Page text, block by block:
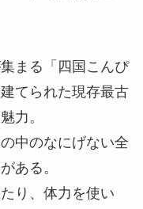
まる「四国こんぴ
てられた現存最古
力。
中のなにげない全
ある。
り、体力を使い